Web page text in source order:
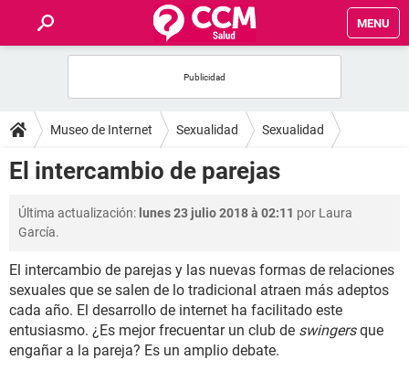
MENU
FOROS
SALUD
FAMILIA
BIENESTAR
SEXUALIDAD
Museo de Internet Sexualidad Sexualidad
El intercambio de parejas
Última actualización: lunes 23 julio 2018 à 02:11 por Laura
García.
El intercambio de parejas y las nuevas formas de relaciones
sexuales que se salen de lo tradicional atraen más adeptos
cada año. El desarrollo de internet ha facilitado este
entusiasmo. ¿Es mejor frecuentar un club de swingersque
engañar a la pareja? Es un amplio debate.